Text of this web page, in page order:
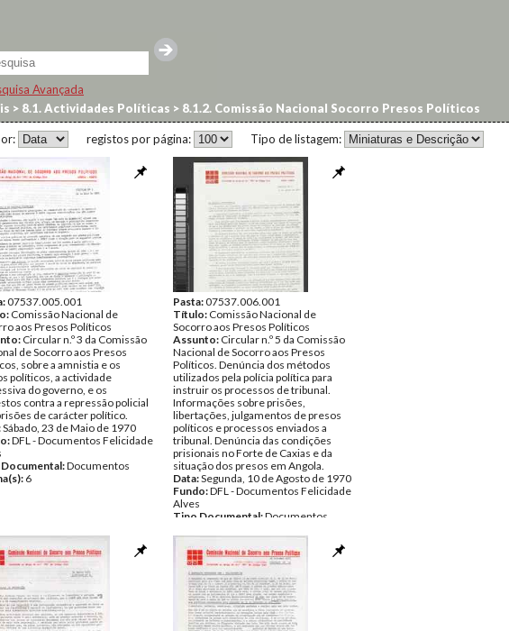
Avançada
> 8.1. Actividades Políticas > 8.1.2. Comissão Nacional Socorro Presos Políticos
Tipo de listagem:
registos por página:
07537.005.001
Comissão Nacional de
aos Presos Políticos
Circular n.º 3 da Comissão
de Socorro aos Presos
sobre a amnistia e os
políticos, a actividade
do governo, e os
contra a repressão policial
de carácter político.
Sábado, 23 de Maio de 1970
DFL - Documentos Felicidade
Documentos
6
Pasta:07537.006.001
Título: Comissão Nacional de
Socorro aos Presos Políticos
Assunto: Circular n.º 5 da Comissão
Nacional de Socorro aos Presos
Políticos. Denúncia dos métodos
utilizados pela polícia política para
instruir os processos de tribunal.
Informações sobre prisões,
libertações, julgamentos de presos
políticos e processos enviados a
tribunal. Denúncia das condições
prisionais no Forte de Caxias e da
situação dos presos em Angola.
Data:Segunda, 10 de Agosto de 1970
Fundo:DFL - Documentos Felicidade
Alves
Tipo Documental:Documentos